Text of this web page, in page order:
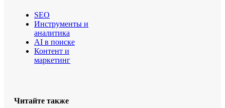
SEO
Инструменты и
аналитика
AI в поиске
Контент и
маркетинг
Читайте также